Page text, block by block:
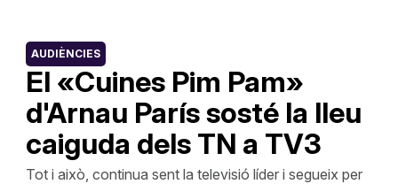
El «Cuines Pim Pam»
d'Arnau París sosté la lleu
caiguda dels TN a TV3
AUDIÈNCIES
Tot i això, continua sent la televisió líder i segueix per